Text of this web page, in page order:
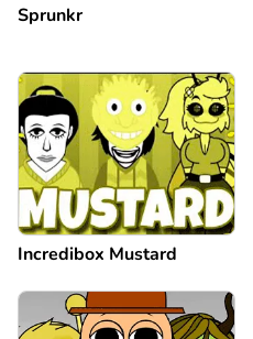
Sprunkr
Incredibox Mustard